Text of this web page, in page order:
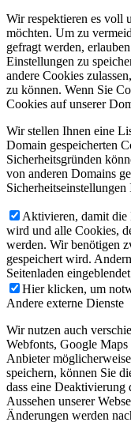
Wir respektieren es voll
möchten. Um zu
gefragt werden,
Einstellungen zu
andere Cookies
zu können. Wenn Sie
Cookies auf unserer
Wir stellen Ihnen eine
Domain gespeicherten
Sicherheitsgründen
von anderen Domains
Aktivieren, damit die
wird und alle Cookies,
werden. Wir benötigen
gespeichert wird.
Seitenladen
Hier klicken, um
Andere externe Dienste
Wir nutzen auch
Webfonts, Google
Anbieter
speichern, können Sie
dass eine Deaktivierung
Aussehen unserer
Änderungen werden